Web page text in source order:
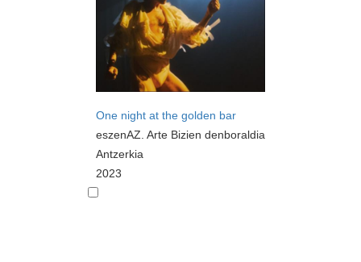
One night at the golden bar
eszenAZ. Arte Bizien denboraldia
Antzerkia
2023